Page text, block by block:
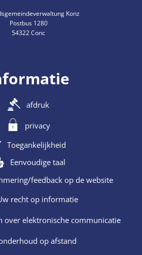
Konz
Postbus 1280
54322 Conc
afdruk
privacy
Toegankelijkheid
Eenvoudige taal
feedback op de website
recht op informatie
over elektronische communicatie
op afstand